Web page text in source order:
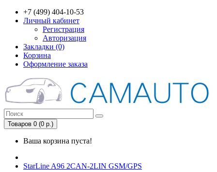
+7 (499) 404-10-53
Личный кабинет
Регистрация
Авторизация
Закладки (0)
Корзина
Оформление заказа
Товаров 0 (0 р.)
Ваша корзина пуста!
StarLine A96 2CAN-2LIN GSM/GPS